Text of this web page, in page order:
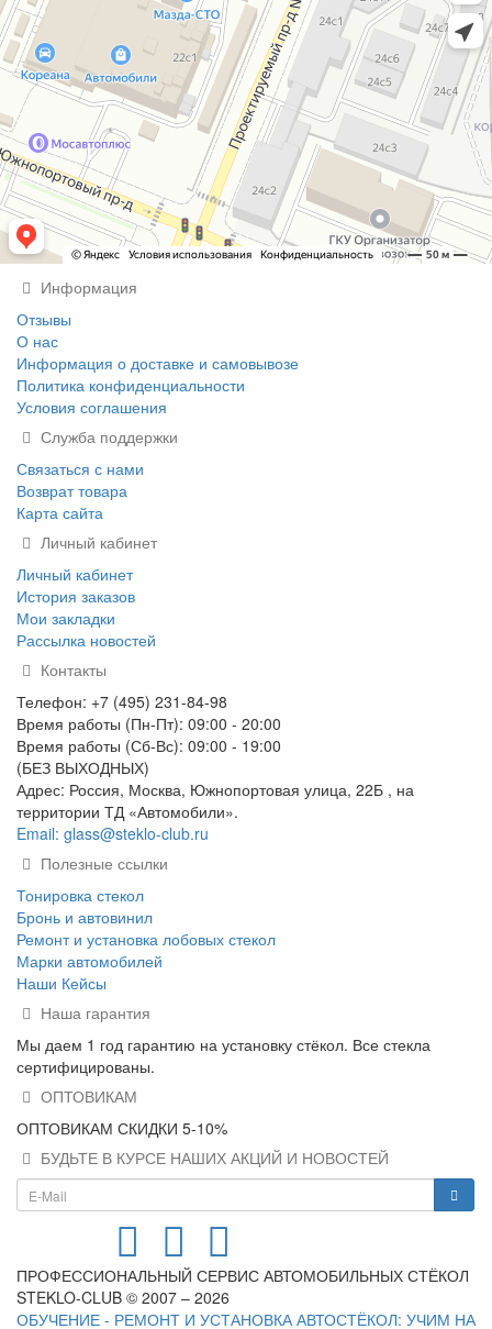
Информация
Отзывы
О нас
Информация о доставке и самовывозе
Политика конфиденциальности
Условия соглашения
Служба поддержки
Связаться с нами
Возврат товара
Карта сайта
Личный кабинет
Личный кабинет
История заказов
Мои закладки
Рассылка новостей
Контакты
Телефон: +7 (495) 231-84-98
Время работы (Пн-Пт): 09:00 - 20:00
Время работы (Сб-Вс): 09:00 - 19:00
(БЕЗ ВЫХОДНЫХ)
Адрес: Россия, Москва, Южнопортовая улица, 22Б , на
территории ТД «Автомобили».
Email: glass@steklo-club.ru
Полезные ссылки
Тонировка стекол
Бронь и автовинил
Ремонт и установка лобовых стекол
Марки автомобилей
Наши Кейсы
Наша гарантия
Мы даем 1 год гарантию на установку стёкол. Все стекла
сертифицированы.
ОПТОВИКАМ
ОПТОВИКАМ СКИДКИ 5-10%
БУДЬТЕ В КУРСЕ НАШИХ АКЦИЙ И НОВОСТЕЙ
ПРОФЕССИОНАЛЬНЫЙ СЕРВИС АВТОМОБИЛЬНЫХ СТЁКОЛ
STEKLO-CLUB © 2007 – 2026
ОБУЧЕНИЕ - РЕМОНТ И УСТАНОВКА АВТОСТЁКОЛ: УЧИМ НА